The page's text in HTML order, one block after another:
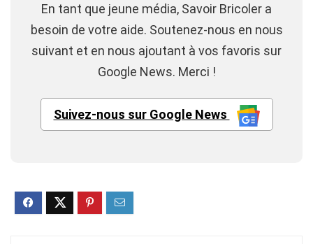
En tant que jeune média, Savoir Bricoler a
besoin de votre aide. Soutenez-nous en nous
suivant et en nous ajoutant à vos favoris sur
Google News. Merci !
Suivez-nous sur Google News